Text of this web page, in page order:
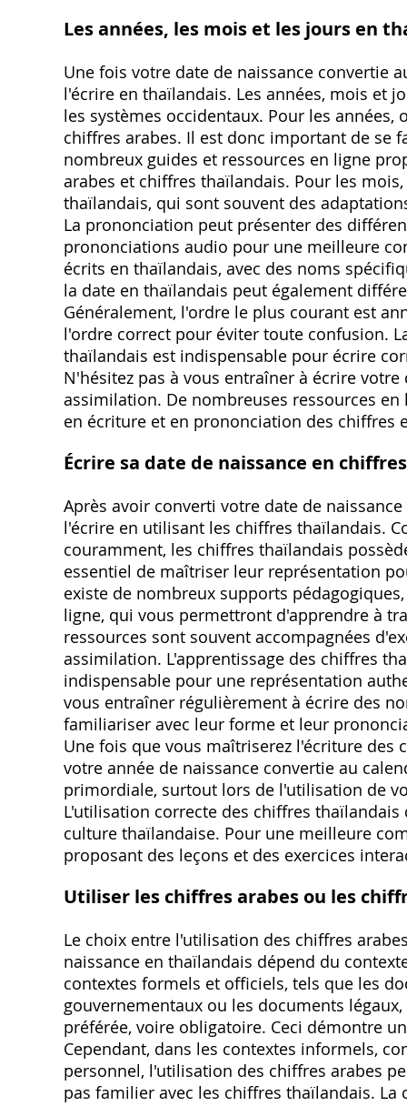
Les années, les mois et les jours en
Une fois votre date de naissance convertie
l'écrire en thaïlandais. Les années, mois et
les systèmes occidentaux. Pour les
chiffres arabes. Il est donc important de se
nombreux guides et ressources en ligne
arabes et chiffres thaïlandais. Pour les
thaïlandais, qui sont souvent des
La prononciation peut présenter des
prononciations audio pour une meilleure
écrits en thaïlandais, avec des noms
la date en thaïlandais peut également
Généralement, l'ordre le plus courant est
l'ordre correct pour éviter toute confusion.
thaïlandais est indispensable pour écrire
N'hésitez pas à vous entraîner à écrire
assimilation. De nombreuses ressources
en écriture et en prononciation des chiffres
Écrire sa date de naissance en
Après avoir converti votre date de
l'écrire en utilisant les chiffres thaïlandais.
couramment, les chiffres thaïlandais
essentiel de maîtriser leur représentation
existe de nombreux supports
ligne, qui vous permettront d'apprendre à
ressources sont souvent accompagnées
assimilation. L'apprentissage des chiffres
indispensable pour une représentation
vous entraîner régulièrement à écrire des
familiariser avec leur forme et leur
Une fois que vous maîtriserez l'écriture
votre année de naissance convertie au
primordiale, surtout lors de l'utilisation de
L'utilisation correcte des chiffres
culture thaïlandaise. Pour une meilleure
proposant des leçons et des exercices
Utiliser les chiffres arabes ou les
Le choix entre l'utilisation des chiffres
naissance en thaïlandais dépend du
contextes formels et officiels, tels que les
gouvernementaux ou les documents
préférée, voire obligatoire. Ceci démontre
Cependant, dans les contextes informels,
personnel, l'utilisation des chiffres arabes
pas familier avec les chiffres thaïlandais.